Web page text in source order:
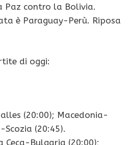
Paz contro la Bolivia.
è Paraguay-Perù. Riposa
di oggi:
(20:00); Macedonia-
Scozia (20:45).
Ceca-Bulgaria (20:00);